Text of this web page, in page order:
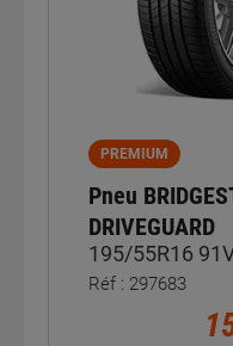
PREMIUM
Pneu
DRIVEGUARD
195/55R16
Réf : 297683